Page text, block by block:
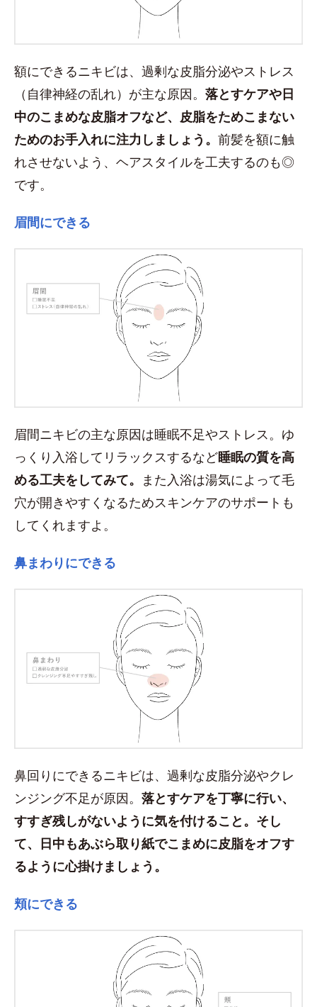
額にできるニキビは、過剰な皮脂分泌やストレス
（自律神経の乱れ）が主な原因。 落とすケアや日
中のこまめな皮脂オフなど、皮脂をためこまない
ためのお手入れに注力しましょう。 前髪を額に触
れさせないよう、ヘアスタイルを工夫するのも◎
です。
眉間にできる
眉間ニキビの主な原因は睡眠不足やストレス。ゆ
っくり入浴してリラックスするなど睡眠の質を高
める工夫をしてみて。 また入浴は湯気によって毛
穴が開きやすくなるためスキンケアのサポートも
してくれますよ。
鼻まわりにできる
鼻回りにできるニキビは、過剰な皮脂分泌やクレ
ンジング不足が原因。 落とすケアを丁寧に行い、
すすぎ残しがないように気を付けること。そし
て、日中もあぶら取り紙でこまめに皮脂をオフす
るように心掛けましょう。
頬にできる